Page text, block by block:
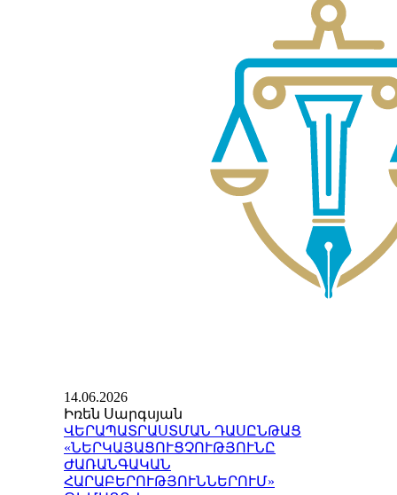
14.06.2026
Իռեն Սարգսյան
ՎԵՐԱՊԱՏՐԱՍՏՄԱՆ ԴԱՍԸՆԹԱՑ
«ՆԵՐԿԱՅԱՑՈՒՑՉՈՒԹՅՈՒՆԸ
ԺԱՌԱՆԳԱԿԱՆ
ՀԱՐԱԲԵՐՈՒԹՅՈՒՆՆԵՐՈՒՄ»